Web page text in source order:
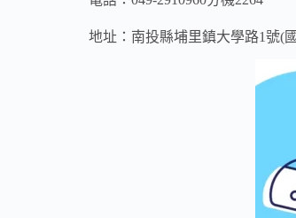
地址：南投縣埔里鎮大學路1號(